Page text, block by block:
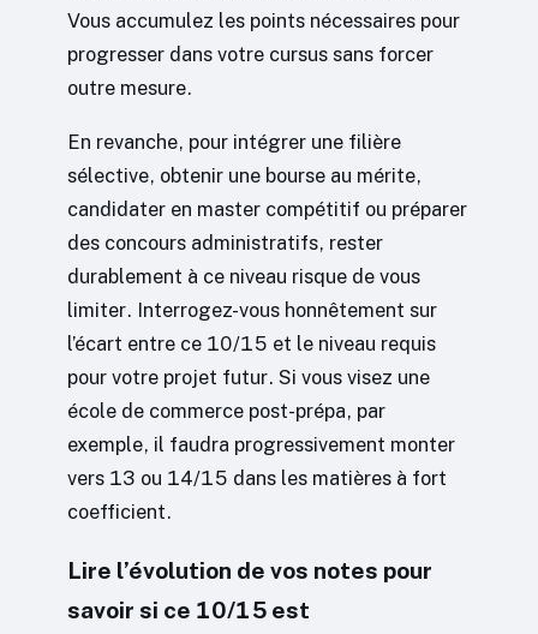
Vous accumulez les points nécessaires pour
progresser dans votre cursus sans forcer
outre mesure.
En revanche, pour intégrer une filière
sélective, obtenir une bourse au mérite,
candidater en master compétitif ou préparer
des concours administratifs, rester
durablement à ce niveau risque de vous
limiter. Interrogez-vous honnêtement sur
l’écart entre ce 10/15 et le niveau requis
pour votre projet futur. Si vous visez une
école de commerce post-prépa, par
exemple, il faudra progressivement monter
vers 13 ou 14/15 dans les matières à fort
coefficient.
Lire l’évolution de vos notes pour
savoir si ce 10/15 est